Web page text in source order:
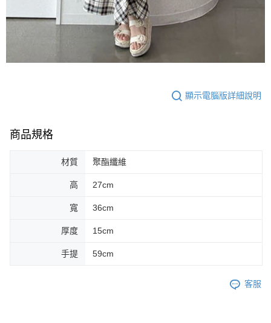
顯示電腦版詳細說明
商品規格
材質 聚酯纖維
高 27cm
寬 36cm
厚度 15cm
手提 59cm
客服